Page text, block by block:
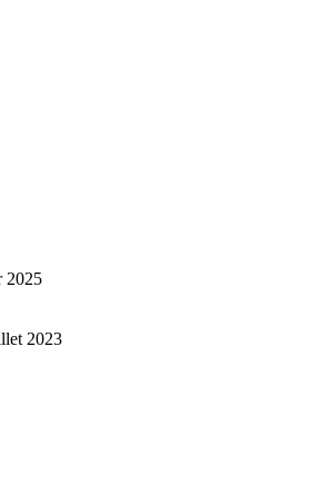
2025
2023